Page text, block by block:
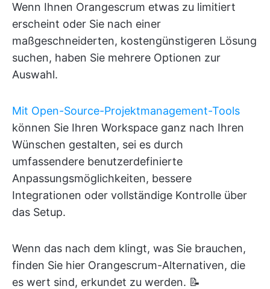
Wenn Ihnen Orangescrum etwas zu limitiert
erscheint oder Sie nach einer
maßgeschneiderten, kostengünstigeren Lösung
suchen, haben Sie mehrere Optionen zur
Auswahl.
Mit Open-Source-Projektmanagement-Tools
können Sie Ihren Workspace ganz nach Ihren
Wünschen gestalten, sei es durch
umfassendere benutzerdefinierte
Anpassungsmöglichkeiten, bessere
Integrationen oder vollständige Kontrolle über
das Setup.
Wenn das nach dem klingt, was Sie brauchen,
finden Sie hier Orangescrum-Alternativen, die
es wert sind, erkundet zu werden. 📝